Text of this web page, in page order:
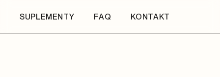
SUPLEMENTY FAQ KONTAKT